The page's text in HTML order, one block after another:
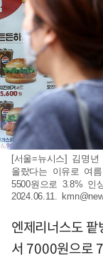
[서울=뉴시스] 김명
올랐다는 이유로 여
5500원으로 3.8% 인
2024.06.11.
엔제리너스도
서 7000원으로